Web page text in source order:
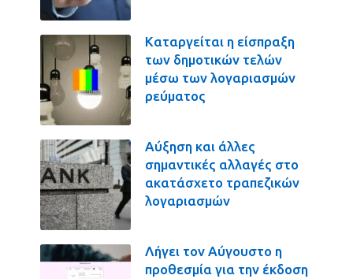
Καταργείται η είσπραξη
των δημοτικών τελών
μέσω των λογαριασμών
ρεύματος
Αύξηση και άλλες
σημαντικές αλλαγές στο
ακατάσχετο τραπεζικών
λογαριασμών
Λήγει τον Αύγουστο η
προθεσμία για την έκδοση